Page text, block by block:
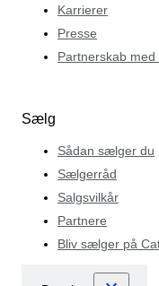
Karrierer
Presse
Partnerskab med
Sælg
Sådan sælger du
Sælgerråd
Salgsvilkår
Partnere
Bliv sælger på